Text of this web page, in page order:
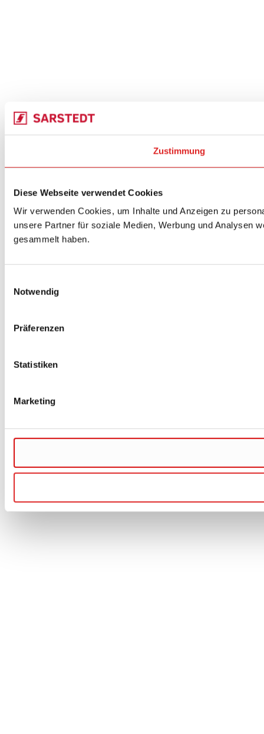
Zustimmung
Diese Webseite verwendet Cookies
Wir verwenden Cookies, um Inhalte und Anzeigen zu
unsere Partner für soziale Medien, Werbung und Analysen
gesammelt haben.
Notwendig
Präferenzen
Statistiken
Marketing